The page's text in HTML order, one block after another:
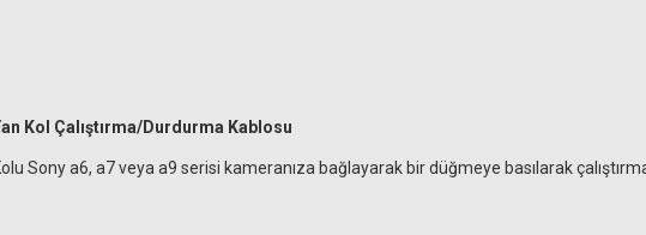
Kol Çalıştırma/Durdurma Kablosu
Sony a6, a7 veya a9 serisi kameranıza bağlayarak bir düğmeye basılarak